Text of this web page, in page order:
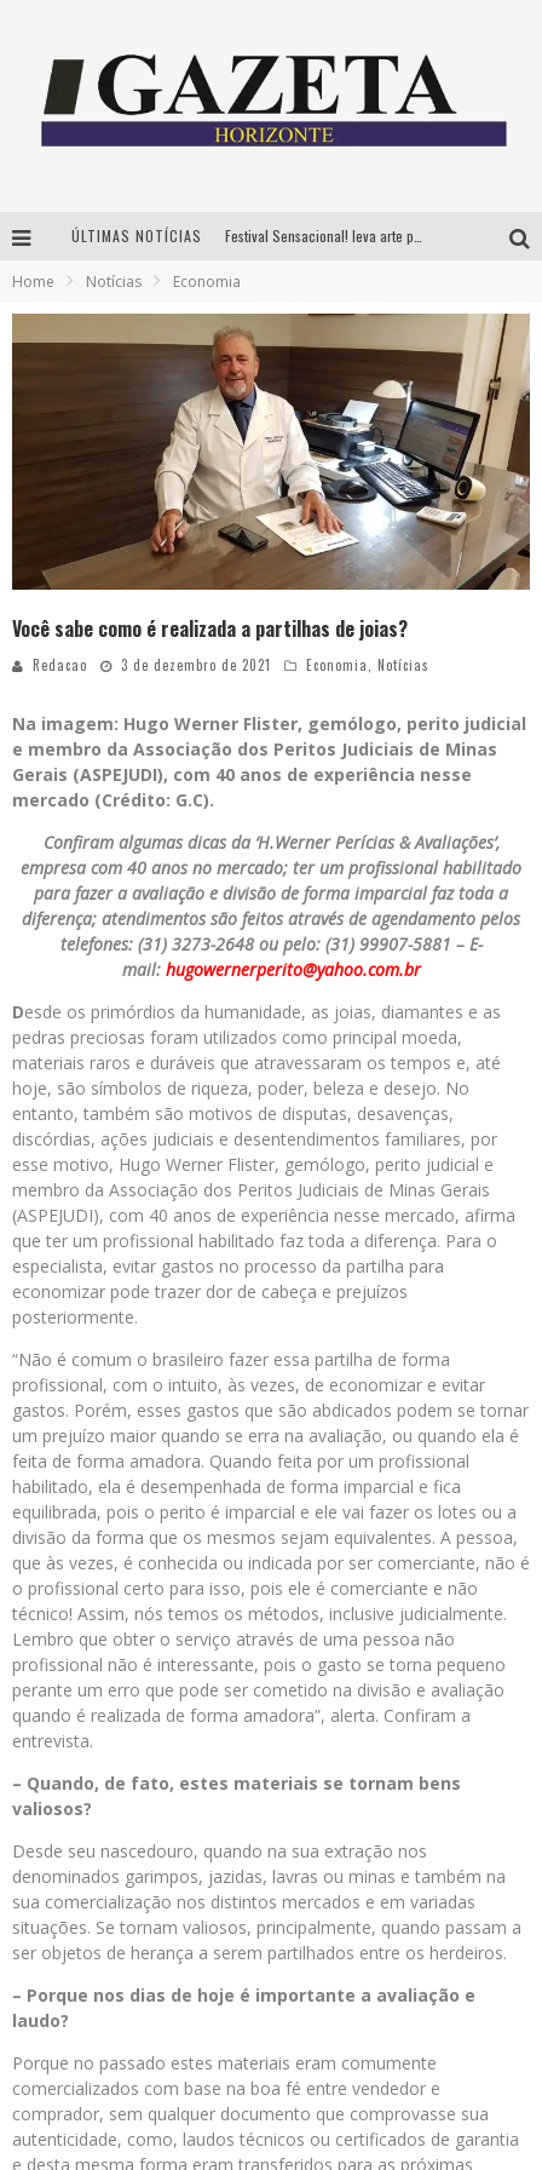
ÚLTIMAS NOTÍCIAS
Home Notícias Economia
Você sabe como é realizada a partilhas de joias?
Redacao 3 de dezembro de 2021 Economia, Notícias
Na imagem: Hugo Werner Flister, gemólogo, perito judicial
e membro da Associação dos Peritos Judiciais de Minas
Gerais (ASPEJUDI), com 40 anos de experiência nesse
mercado (Crédito: G.C).
Confiram algumas dicas da ‘H.Werner Perícias & Avaliações’,
empresa com 40 anos no mercado; ter um profissional habilitado
para fazer a avaliação e divisão de forma imparcial faz toda a
diferença; atendimentos são feitos através de agendamento pelos
telefones: (31) 3273-2648 ou pelo: (31) 99907-5881 – E-
mail: hugowernerperito@yahoo.com.br
Desde os primórdios da humanidade, as joias, diamantes e as
pedras preciosas foram utilizados como principal moeda,
materiais raros e duráveis que atravessaram os tempos e, até
hoje, são símbolos de riqueza, poder, beleza e desejo. No
entanto, também são motivos de disputas, desavenças,
discórdias, ações judiciais e desentendimentos familiares, por
esse motivo, Hugo Werner Flister, gemólogo, perito judicial e
membro da Associação dos Peritos Judiciais de Minas Gerais
(ASPEJUDI), com 40 anos de experiência nesse mercado, afirma
que ter um profissional habilitado faz toda a diferença. Para o
especialista, evitar gastos no processo da partilha para
economizar pode trazer dor de cabeça e prejuízos
posteriormente.
“Não é comum o brasileiro fazer essa partilha de forma
profissional, com o intuito, às vezes, de economizar e evitar
gastos. Porém, esses gastos que são abdicados podem se tornar
um prejuízo maior quando se erra na avaliação, ou quando ela é
feita de forma amadora. Quando feita por um profissional
habilitado, ela é desempenhada de forma imparcial e fica
equilibrada, pois o perito é imparcial e ele vai fazer os lotes ou a
divisão da forma que os mesmos sejam equivalentes. A pessoa,
que às vezes, é conhecida ou indicada por ser comerciante, não é
o profissional certo para isso, pois ele é comerciante e não
técnico! Assim, nós temos os métodos, inclusive judicialmente.
Lembro que obter o serviço através de uma pessoa não
profissional não é interessante, pois o gasto se torna pequeno
perante um erro que pode ser cometido na divisão e avaliação
quando é realizada de forma amadora”, alerta. Confiram a
entrevista.
– Quando, de fato, estes materiais se tornam bens
valiosos?
Desde seu nascedouro, quando na sua extração nos
denominados garimpos, jazidas, lavras ou minas e também na
sua comercialização nos distintos mercados e em variadas
situações. Se tornam valiosos, principalmente, quando passam a
ser objetos de herança a serem partilhados entre os herdeiros.
– Porque nos dias de hoje é importante a avaliação e
laudo?
Porque no passado estes materiais eram comumente
comercializados com base na boa fé entre vendedor e
comprador, sem qualquer documento que comprovasse sua
autenticidade, como, laudos técnicos ou certificados de garantia
e desta mesma forma eram transferidos para as próximas